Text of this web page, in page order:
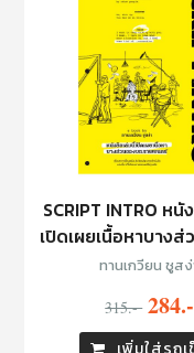
SCRIPT INTRO ห
เปิดเผยเนื้อหาบาง
ภาพยนตร์
ทานเกวียน ชูสง่
315.- 284.-